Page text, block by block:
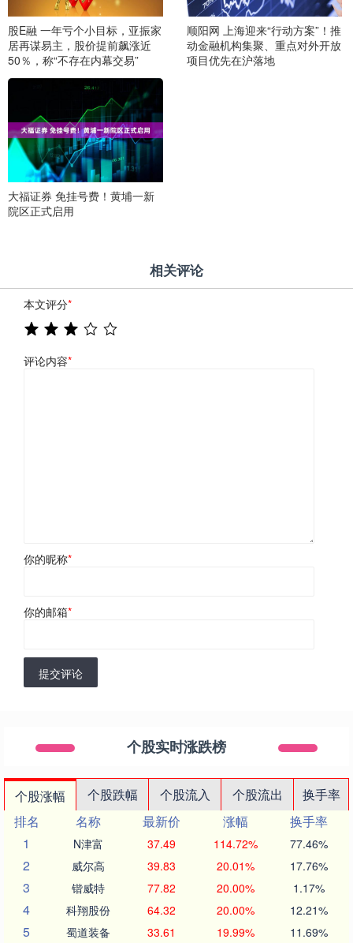
股E融 一年亏个小目标，亚振家
居再谋易主，股价提前飙涨近
50％，称“不存在内幕交易”
顺阳网 上海迎来“行动方案”！推
动金融机构集聚、重点对外开放
项目优先在沪落地
大福证券 免挂号费！黄埔一新
院区正式启用
相关评论
本文评分*
评论内容*
你的昵称*
你的邮箱*
提交评论
个股实时涨跌榜
个股涨幅 个股跌幅 个股流入 个股流出
换手率
排名
名称 最新价 涨幅
换手率
1
N津富 37.49 114.72% 77.46%
2 威尔高 39.83 20.01% 17.76%
3 锴威特 77.82 20.00% 1.17%
4 科翔股份 64.32 20.00% 12.21%
5 蜀道装备 33.61 19.99% 11.69%